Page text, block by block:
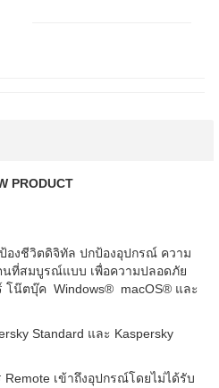
PRODUCT
องชีวิตดิจิทัล ปกป้องอุปกรณ์ ความ
ที่สมบูรณ์แบบ เพื่อความปลอดภัย
โน๊ตบุ๊ค Windows® macOS® และ
Standard และ Kaspersky
เข้าถึงอุปกรณ์โดยไม่ได้รับ